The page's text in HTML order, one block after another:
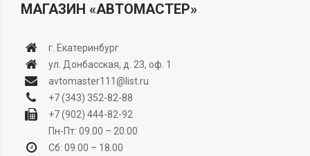
МАГАЗИН «АВТОМАСТЕР»
г. Екатеринбург
ул. Донбасская, д. 23, оф. 1
avtomaster111@list.ru
+7 (343) 352-82-88
+7 (902) 444-82-92
Пн-Пт: 09.00 – 20.00
Сб: 09.00 – 18.00